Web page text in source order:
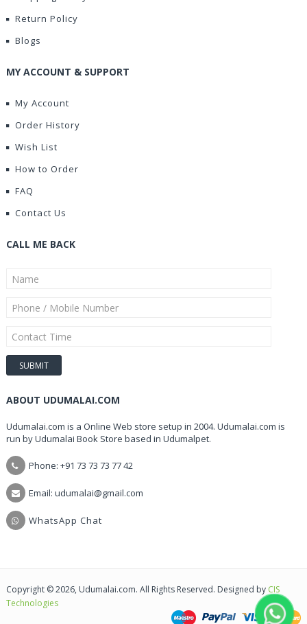
Return Policy
Blogs
MY ACCOUNT & SUPPORT
My Account
Order History
Wish List
How to Order
FAQ
Contact Us
CALL ME BACK
ABOUT UDUMALAI.COM
Udumalai.com is a Online Web store setup in 2004. Udumalai.com is
run by Udumalai Book Store based in Udumalpet.
Phone: +91 73 73 73 77 42
Email: udumalai@gmail.com
WhatsApp Chat
Copyright © 2026, Udumalai.com. All Rights Reserved. Designed by CIS
Technologies